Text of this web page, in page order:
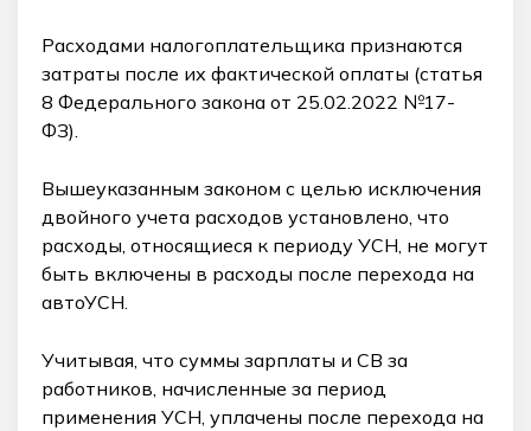
Расходами налогоплательщика признаются
затраты после их фактической оплаты (статья
8 Федерального закона от 25.02.2022 №17-
ФЗ).
Вышеуказанным законом с целью исключения
двойного учета расходов установлено, что
расходы, относящиеся к периоду УСН, не могут
быть включены в расходы после перехода на
автоУСН.
Учитывая, что суммы зарплаты и СВ за
работников, начисленные за период
применения УСН, уплачены после перехода на